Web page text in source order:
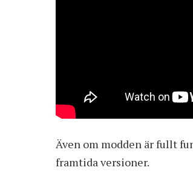
Även om modden är fullt
framtida versioner.